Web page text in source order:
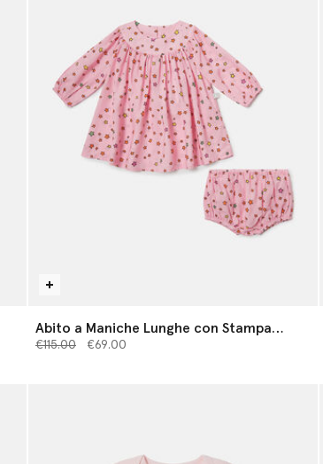
Abito a Maniche Lunghe con Stampa
Stelle
Prezzo ridotto da
€115.00a €69.00